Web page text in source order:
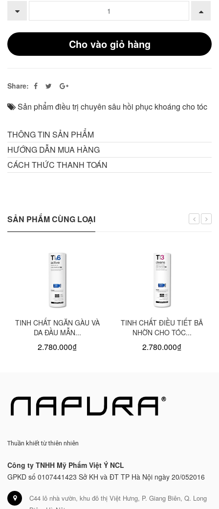
Cho vào giỏ hàng
Share:
Sản phẩm điều trị chuyên sâu hồi phục khoáng cho tóc
THÔNG TIN SẢN PHẨM
HƯỚNG DẪN MUA HÀNG
CÁCH THỨC THANH TOÁN
SẢN PHẨM CÙNG LOẠI
TINH CHẤT NGĂN GÀU VÀ
DA ĐẦU MẪN...
2.780.000₫
TINH CHẤT ĐIỀU TIẾT BÃ
NHỜN CHO TÓC...
2.780.000₫
Thuần khiết từ thiên nhiên
Công ty TNHH Mỹ Phẩm Việt Ý NCL
GPKD số 0107441423 Sở KH và ĐT TP Hà Nội ngày 20/052016
C44 lô nhà vườn, khu đô thị Việt Hưng, P. Giang Biên, Q. Long